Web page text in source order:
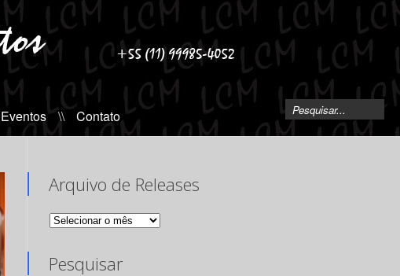
Eventos \\ Contato
Arquivo de Releases
Arquivo
Pesquisar